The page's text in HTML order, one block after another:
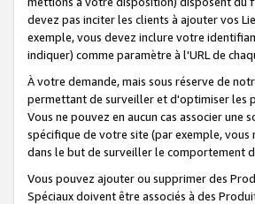
devez pas inciter les clients à ajouter vos
exemple, vous devez inclure votre
indiquer) comme paramètre à l'URL de
À votre demande, mais sous réserve de
permettant de surveiller et d'optimiser les
Vous ne pouvez en aucun cas associer
spécifique de votre site (par exemple,
dans le but de surveiller le comportement
Vous pouvez ajouter ou supprimer des
Spéciaux doivent être associés à des